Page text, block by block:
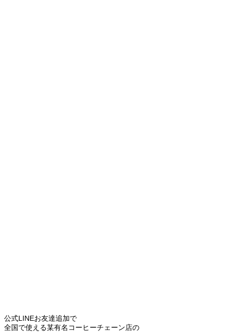
公式LINEお友達追加で
全国で使える某有名コーヒーチェーン店の